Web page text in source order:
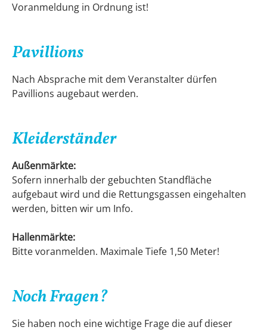
Voranmeldung in Ordnung ist!
Pavillions
Nach Absprache mit dem Veranstalter dürfen
Pavillions augebaut werden.
Kleiderständer
Außenmärkte:
Sofern innerhalb der gebuchten Standfläche
aufgebaut wird und die Rettungsgassen eingehalten
werden, bitten wir um Info.
Hallenmärkte:
Bitte voranmelden. Maximale Tiefe 1,50 Meter!
Noch Fragen?
Sie haben noch eine wichtige Frage die auf dieser